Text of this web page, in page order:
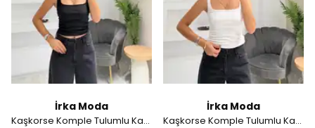
İrka Moda
Kaşkorse Komple Tulumlu Kare Yaka Atlet - Siyah
İrka Moda
Kaşkorse Komple Tulumlu Kare Yaka Atlet - Beyaz